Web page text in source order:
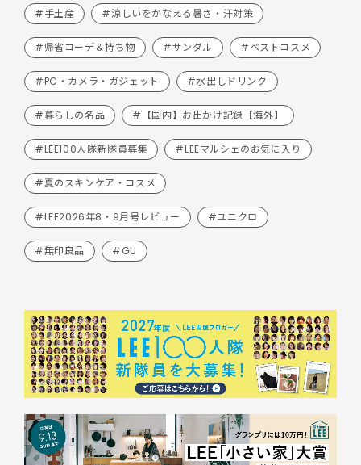
#手土産 #涼しいをかなえる暑さ・汗対策
#帰省コーデ＆持ち物 #サンダル #ベストコスメ
#PC・カメラ・ガジェット #水出しドリンク
#暮らしの名品 #【国内】お出かけ記録【海外】
#LEE100人隊新隊員募集 #LEEマルシェのお気に入り
#夏のスキンケア・コスメ
#LEE2026年8・9月号レビュー #ユニクロ
#無印良品 #GU